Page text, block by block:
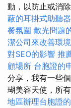
動，以防止或消
蔽的耳掛式助聽器
餐氛圍 散光問題
潔公司來改善環境
對SEO的影響 推
顧場所 台胞證的
分享，我有一些
瑚美容天使，所
地區辦理台胞證